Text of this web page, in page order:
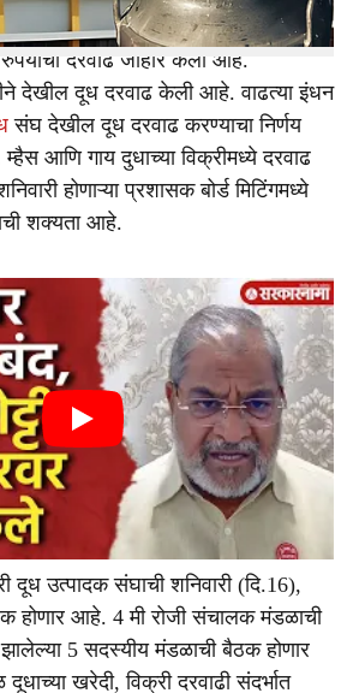
दू��� संघाने म्हैस आणि गायीच्या
दरवाढ जाहीर केली आहे.
देखील दूध दरवाढ केली आहे. वाढत्या इंधन
संघ देखील दूध दरवाढ करण्याचा निर्णय
आणि गाय दुधाच्या विक्रीमध्ये दरवाढ
होणाऱ्या प्रशासक बोर्ड मिटिंगमध्ये
शक्यता आहे.
दूध उत्पादक संघाची शनिवारी (दि.16),
होणार आहे. 4 मी रोजी संचालक मंडळाची
5 सदस्यीय मंडळाची बैठक होणार
खरेदी, विक्री दरवाढी संदर्भात